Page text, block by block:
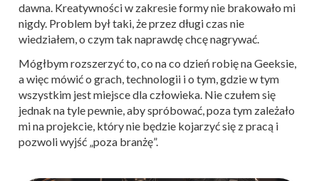
dawna. Kreatywności w zakresie formy nie brakowało mi
nigdy. Problem był taki, że przez długi czas nie
wiedziałem, o czym tak naprawdę chcę nagrywać.
Mógłbym rozszerzyć to, co na co dzień robię na Geeksie,
a więc mówić o grach, technologii i o tym, gdzie w tym
wszystkim jest miejsce dla człowieka. Nie czułem się
jednak na tyle pewnie, aby spróbować, poza tym zależało
mi na projekcie, który nie będzie kojarzyć się z pracą i
pozwoli wyjść „poza branżę”.